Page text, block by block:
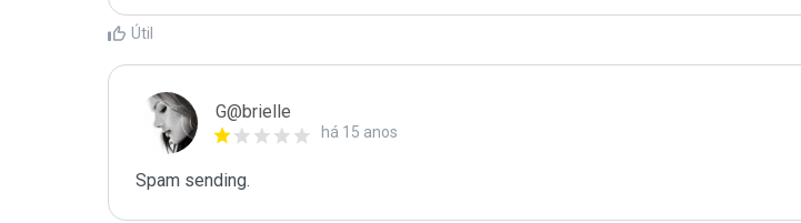
Útil
G@brielle
há 15 anos
Spam sending.